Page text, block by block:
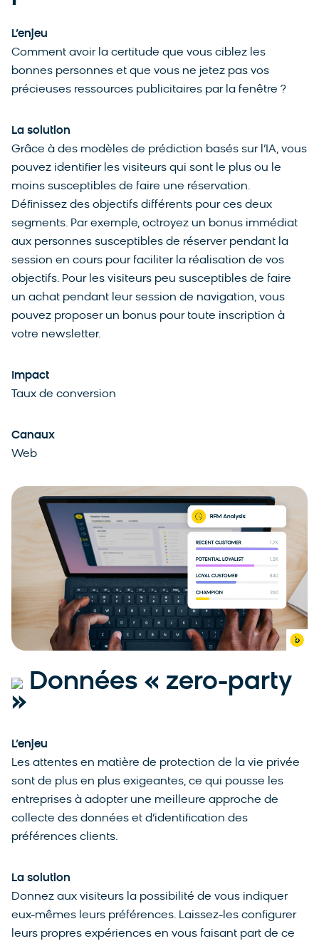
L’enjeu
Comment avoir la certitude que vous ciblez les
bonnes personnes et que vous ne jetez pas vos
précieuses ressources publicitaires par la fenêtre ?
La solution
Grâce à des modèles de prédiction basés sur l’IA, vous
pouvez identifier les visiteurs qui sont le plus ou le
moins susceptibles de faire une réservation.
Définissez des objectifs différents pour ces deux
segments. Par exemple, octroyez un bonus immédiat
aux personnes susceptibles de réserver pendant la
session en cours pour faciliter la réalisation de vos
objectifs. Pour les visiteurs peu susceptibles de faire
un achat pendant leur session de navigation, vous
pouvez proposer un bonus pour toute inscription à
votre newsletter.
Impact
Taux de conversion
Canaux
Web
Données « zero-party
»
L’enjeu
Les attentes en matière de protection de la vie privée
sont de plus en plus exigeantes, ce qui pousse les
entreprises à adopter une meilleure approche de
collecte des données et d’identification des
préférences clients.
La solution
Donnez aux visiteurs la possibilité de vous indiquer
eux-mêmes leurs préférences. Laissez-les configurer
leurs propres expériences en vous faisant part de ce